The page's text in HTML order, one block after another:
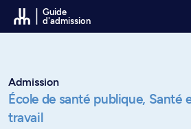
Passer au contenu
Guide
d'admission
Admission
École de santé publique, Santé
travail